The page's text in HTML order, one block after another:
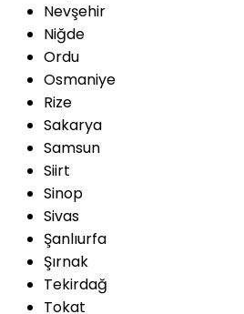
Nevşehir
Niğde
Ordu
Osmaniye
Rize
Sakarya
Samsun
Siirt
Sinop
Sivas
Şanlıurfa
Şırnak
Tekirdağ
Tokat